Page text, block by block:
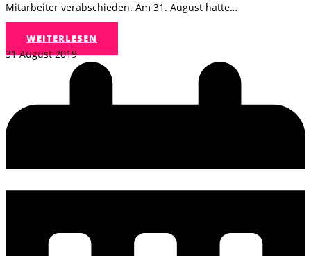
Mitarbeiter verabschieden. Am 31. August hatte…
WEITERLESEN
31 August 2019